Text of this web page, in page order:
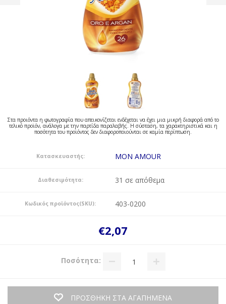
Στα προιόντα η φωτογραφία που απεικονίζεται ενδέχεται να έχει μια μικρή διαφορά από το
τελικό προϊόν, ανάλογα με την παρτίδα παραλαβής. Η σύσταση, τα χαρακτηριστικά και η
ποσότητα του προϊόντος δεν διαφοροποιούνται σε καμία περίπτωση.
Κατασκευαστής: MON AMOUR
Διαθεσιμότητα: 31 σε απόθεμα
Κωδικός προϊόντος(SKU): 403-0200
€2,07
Ποσότητα:
ΠΡΟΣΘΗΚΗ ΣΤΑ ΑΓΑΠΗΜΕΝΑ